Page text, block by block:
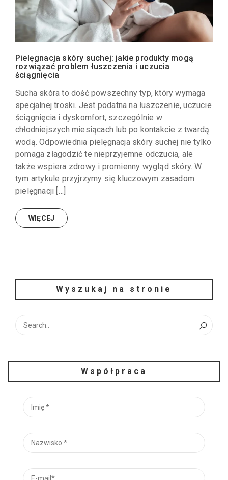
Pielęgnacja skóry suchej: jakie produkty mogą
rozwiązać problem łuszczenia i uczucia
ściągnięcia
Sucha skóra to dość powszechny typ, który wymaga
specjalnej troski. Jest podatna na łuszczenie, uczucie
ściągnięcia i dyskomfort, szczególnie w
chłodniejszych miesiącach lub po kontakcie z twardą
wodą. Odpowiednia pielęgnacja skóry suchej nie tylko
pomaga złagodzić te nieprzyjemne odczucia, ale
także wspiera zdrowy i promienny wygląd skóry. W
tym artykule przyjrzymy się kluczowym zasadom
pielęgnacji […]
WIĘCEJ
Wyszukaj na stronie
Współpraca